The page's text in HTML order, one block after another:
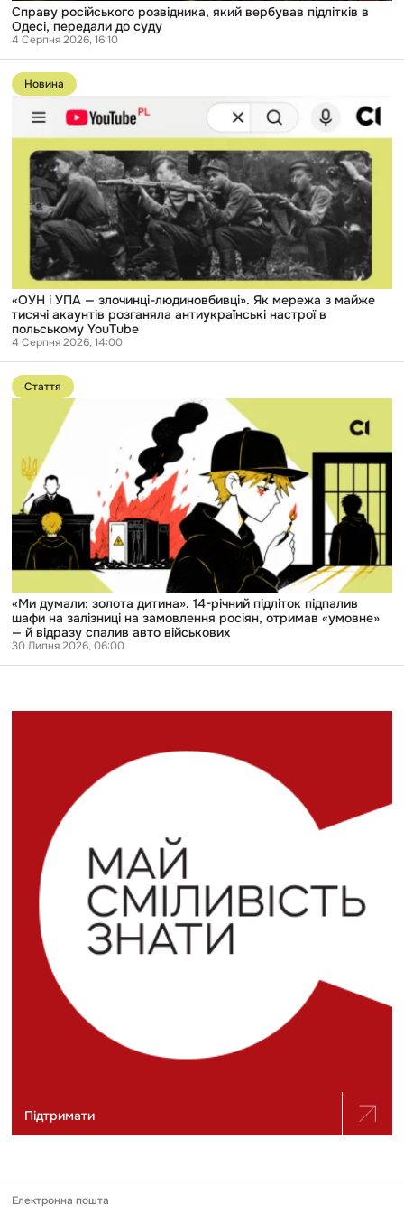
Справу російського розвідника, який вербував підлітків в
Одесі, передали до суду
4 Серпня 2026, 16:10
Перейти
до
публікації
«ОУН
УПА
злочинці-
людиновбивці».
мережа
майже
тисячі
акаунтів
розганяла
антиукраїнські
настрої
польському
YouTube
Новина
«ОУН і УПА — злочинці-людиновбивці». Як мережа з майже
тисячі акаунтів розганяла антиукраїнські настрої в
польському YouTube
4 Серпня 2026, 14:00
Перейти
до
публікації
дитина».
річний
підліток
підпалив
шафи
залізниці
на
росіян,
отримав
«умовне»
відразу
військових
Стаття
«Ми думали: золота дитина». 14-річний підліток підпалив
шафи на залізниці на замовлення росіян, отримав «умовне»
— й відразу спалив авто військових
30 Липня 2026, 06:00
Підтримати
Електронна пошта